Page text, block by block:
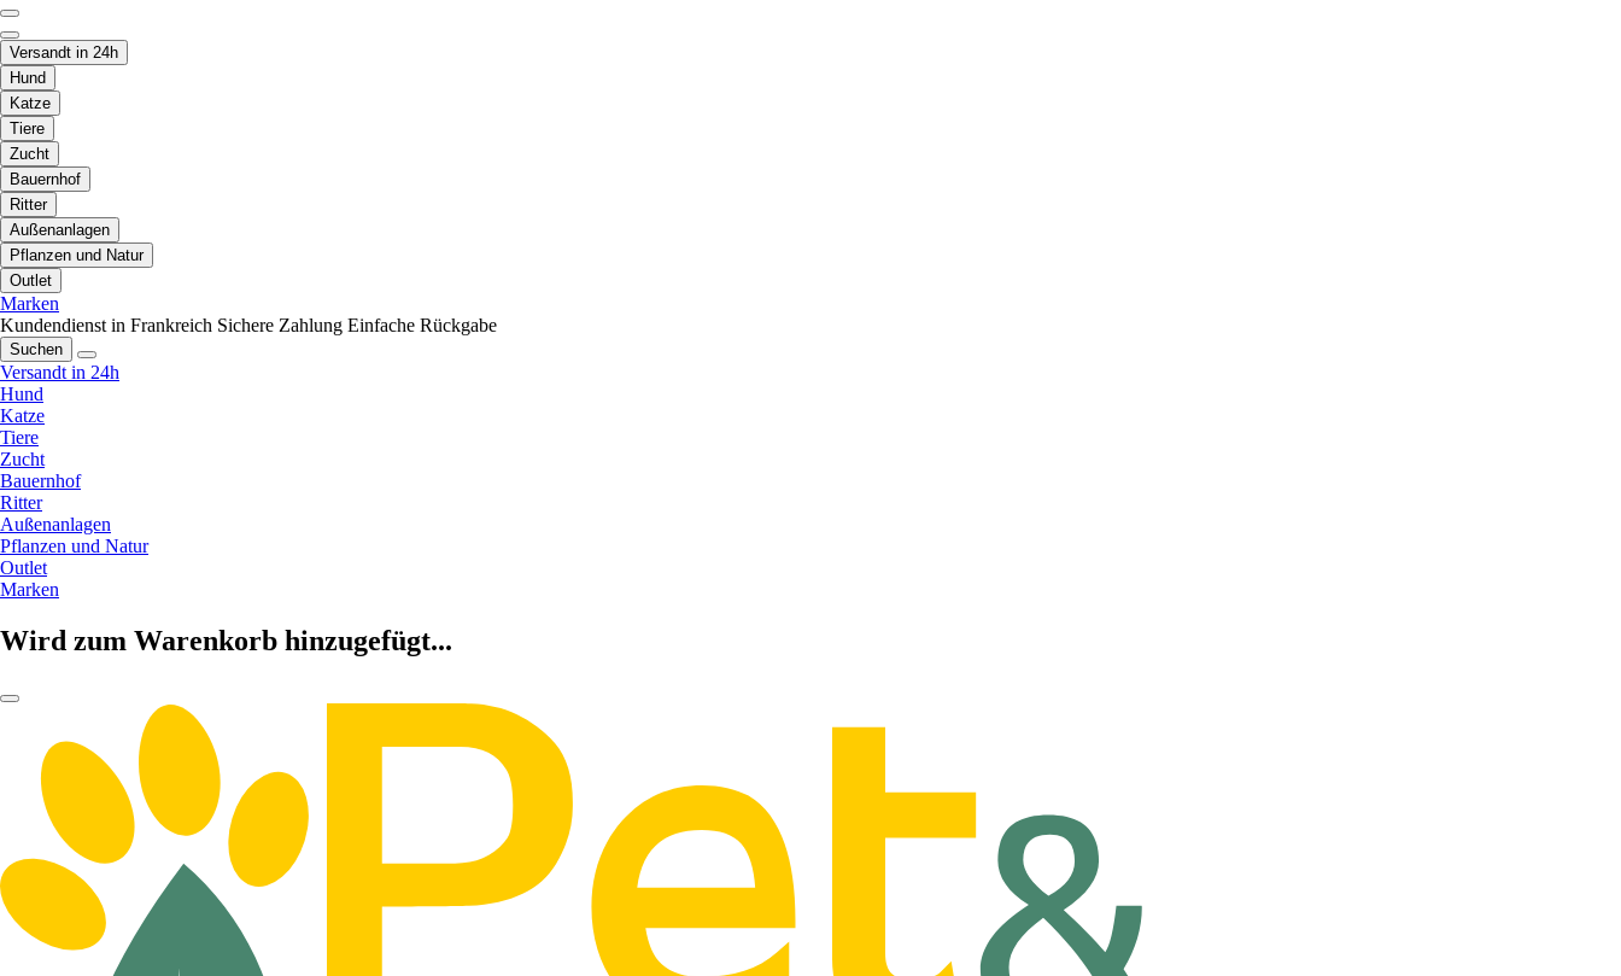
Versandt in 24h
Hund
Katze
Tiere
Zucht
Bauernhof
Ritter
Außenanlagen
Pflanzen und Natur
Outlet
Marken
Kundendienst in Frankreich Sichere Zahlung Einfache Rückgabe
Suchen
Versandt in 24h
Hund
Katze
Tiere
Zucht
Bauernhof
Ritter
Außenanlagen
Pflanzen und Natur
Outlet
Marken
Wird zum Warenkorb hinzugefügt...